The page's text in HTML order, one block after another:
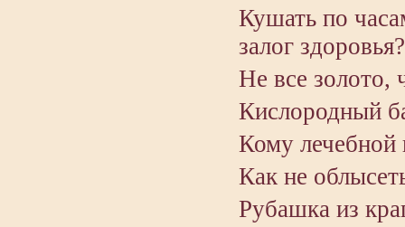
Кушать по
залог
Не все золото,
Кислородный
Кому лечебной
Как не
Рубашка из